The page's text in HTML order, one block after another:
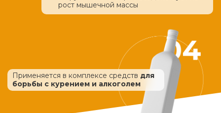
рост мышечной массы
Применяется в комплексе средств для
борьбы с курением и алкоголем